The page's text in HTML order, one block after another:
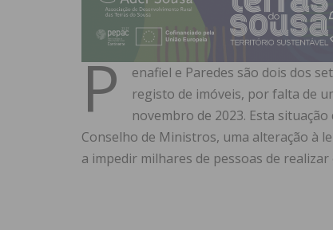
P
enafiel e Paredes são dois dos
registo de imóveis, por falta de
novembro de 2023. Esta
Conselho de Ministros, uma alteração à
a impedir milhares de pessoas de